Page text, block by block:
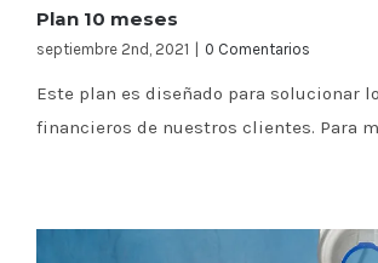
Plan 10 meses
septiembre 2nd, 2021 0 Comentarios
Este plan es diseñado para solucionar
financieros de nuestros clientes. Para